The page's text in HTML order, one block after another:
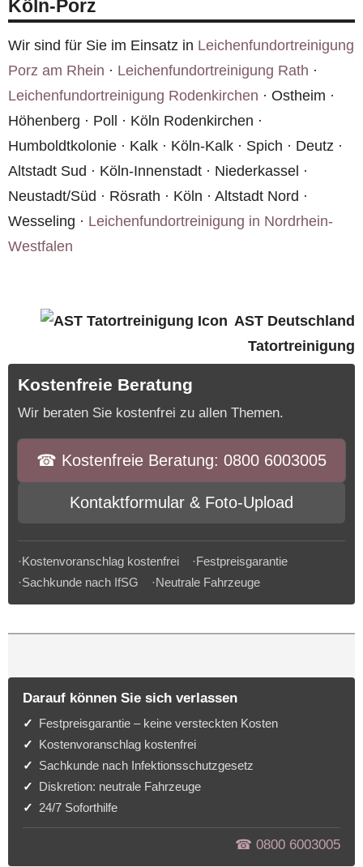
Köln-Porz
Wir sind für Sie im Einsatz in Leichenfundortreinigung
Porz am Rhein · Leichenfundortreinigung Rath ·
Leichenfundortreinigung Rodenkirchen · Ostheim ·
Höhenberg · Poll · Köln Rodenkirchen ·
Humboldtkolonie · Kalk · Köln-Kalk · Spich · Deutz ·
Altstadt Sud · Köln-Innenstadt · Niederkassel ·
Neustadt/Süd · Rösrath · Köln · Altstadt Nord ·
Wesseling · Leichenfundortreinigung in Nordrhein-
Westfalen
AST Deutschland
Tatortreinigung
Kostenfreie Beratung
Wir beraten Sie kostenfrei zu allen Themen.
☎︎ Kostenfreie Beratung: 0800 6003005
Kontaktformular & Foto-Upload
·Kostenvoranschlag kostenfrei ·Festpreisgarantie
·Sachkunde nach IfSG ·Neutrale Fahrzeuge
Darauf können Sie sich verlassen
Festpreisgarantie – keine versteckten Kosten
Kostenvoranschlag kostenfrei
Sachkunde nach Infektionsschutzgesetz
Diskretion: neutrale Fahrzeuge
24/7 Soforthilfe
☎︎ 0800 6003005